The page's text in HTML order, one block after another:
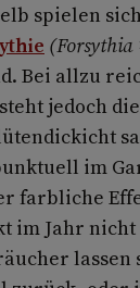
spielen
(Forsythia
Bei allzu
jedoch
im
farbliche
im Jahr
lassen